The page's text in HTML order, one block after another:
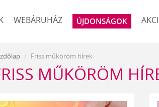
WEBÁRUHÁZ ÚJDONSÁGOK
Friss műköröm hírek
MŰKÖRÖM